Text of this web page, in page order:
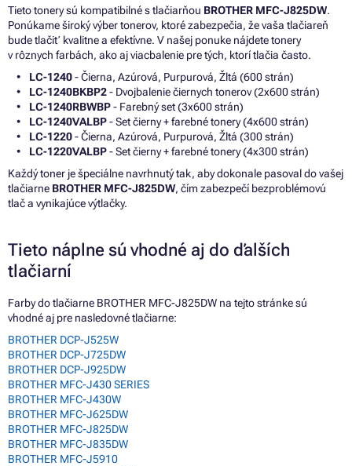
Tieto tonery sú kompatibilné s tlačiarňou BROTHER MFC-J825DW.
Ponúkame široký výber tonerov, ktoré zabezpečia, že vaša tlačiareň
bude tlačiť kvalitne a efektívne. V našej ponuke nájdete tonery
v rôznych farbách, ako aj viacbalenie pre tých, ktorí tlačia často.
LC-1240- Čierna, Azúrová, Purpurová, Žltá (600 strán)
LC-1240BKBP2- Dvojbalenie čiernych tonerov (2x600 strán)
LC-1240RBWBP- Farebný set (3x600 strán)
LC-1240VALBP- Set čierny + farebné tonery (4x600 strán)
LC-1220- Čierna, Azúrová, Purpurová, Žltá (300 strán)
LC-1220VALBP- Set čierny + farebné tonery (4x300 strán)
Každý toner je špeciálne navrhnutý tak, aby dokonale pasoval do vašej
tlačiarne BROTHER MFC-J825DW, čím zabezpečí bezproblémovú
tlač a vynikajúce výtlačky.
Tieto náplne sú vhodné aj do ďalších
tlačiarní
Farby do tlačiarne BROTHER MFC-J825DW na tejto stránke sú
vhodné aj pre nasledovné tlačiarne:
BROTHER DCP-J525W
BROTHER DCP-J725DW
BROTHER DCP-J925DW
BROTHER MFC-J430 SERIES
BROTHER MFC-J430W
BROTHER MFC-J625DW
BROTHER MFC-J825DW
BROTHER MFC-J835DW
BROTHER MFC-J5910